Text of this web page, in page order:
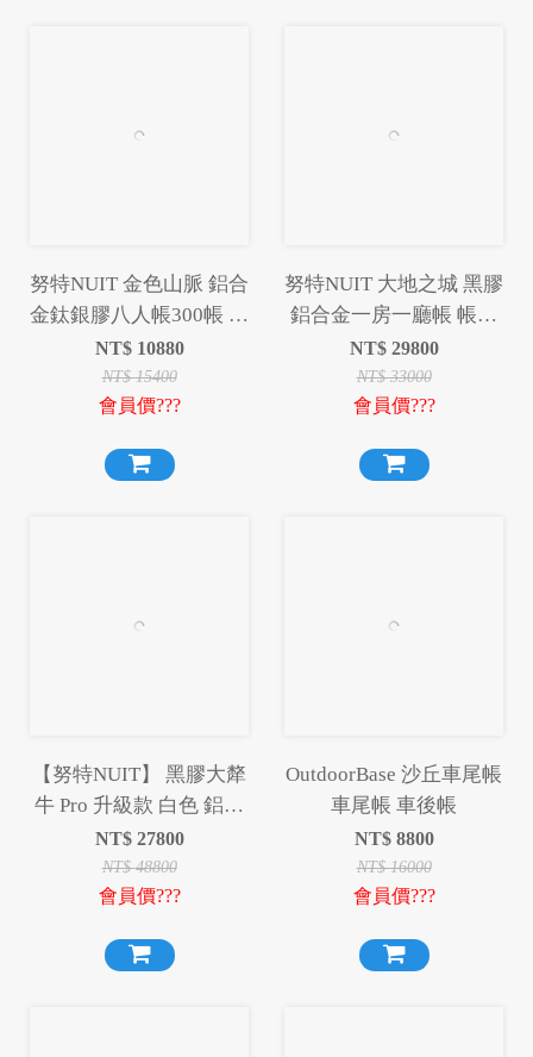
努特NUIT 金色山脈 鋁合
金鈦銀膠八人帳300帳 鋁
合金帳棚 8人帳蓬
NTG234BK
NT$ 10880
NT$15400
會員價???
努特NUIT 大地之城 黑膠
鋁合金一房一廳帳 帳篷
黑膠帳篷 NTG102
NT$ 29800
NT$33000
會員價???
【努特NUIT】 黑膠大犛
牛 Pro 升級款 白色 鋁合
金一房一廳六人帳
NTG79W
NT$ 27800
NT$48800
會員價???
OutdoorBase 沙丘車尾帳
車尾帳 車後帳
NT$ 8800
NT$16000
會員價???